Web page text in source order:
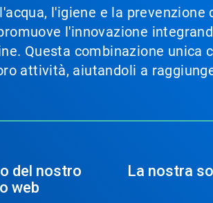
l'igiene e la
l'innovazione
Questa combinazione
attività, aiutandoli a
del nostro
web
La nostra